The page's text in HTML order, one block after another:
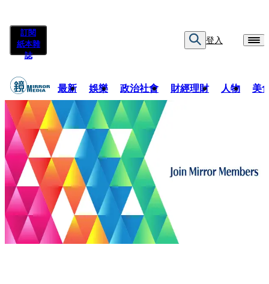
訂閱
紙本雜
誌
登入
最新 娛樂 政治社會 財經理財 人物 美